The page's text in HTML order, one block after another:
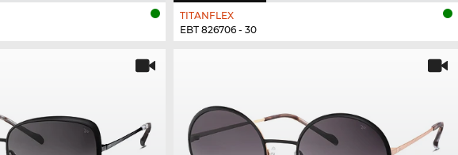
TITANFLEX
EBT 826706 - 30